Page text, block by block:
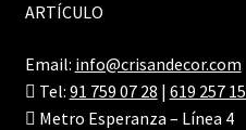
ARTÍCULO
Email: info@crisandecor.com
Tel: 91 759 07 28 | 619 257
Metro Esperanza – Línea 4